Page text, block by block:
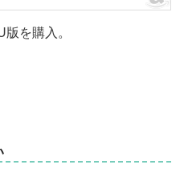
を購入。